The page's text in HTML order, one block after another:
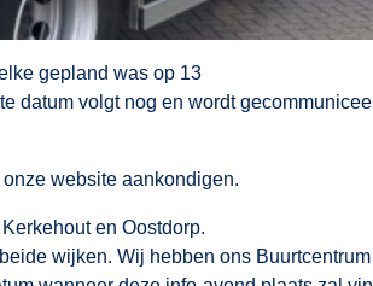
gepland was op 13
datum volgt nog en wordt
website aankondigen.
en Oostdorp.
wijken. Wij hebben ons Buurtcentrum